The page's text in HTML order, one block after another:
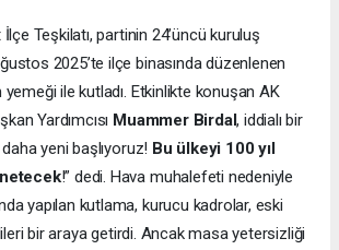
Teşkilatı, partinin 24’üncü kuruluş
2025’te ilçe binasında düzenlenen
ile kutladı. Etkinlikte konuşan AK
Yardımcısı Muammer Birdal, iddialı bir
daha yeni başlıyoruz! Bu ülkeyi 100 yıl
!” dedi. Hava muhalefeti nedeniyle
yapılan kutlama, kurucu kadrolar, eski
bir araya getirdi. Ancak masa yetersizliği